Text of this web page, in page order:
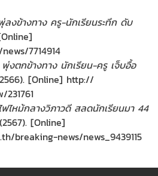
งข้างทาง ครู-นักเรียนระทึก ดับ
7714914
งตกข้างทาง นักเรียน-ครู เจ็บอื้อ
[Online] http://
ไหม้กลางวิภาวดี สลดนักเรียนมา 44
[Online]
breaking-news/news_9439115